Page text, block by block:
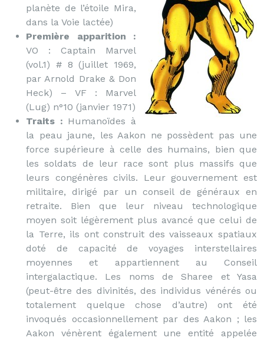
planète de l’étoile Mira,
dans la Voie lactée)
Première apparition :
VO : Captain Marvel
(vol.1) # 8 (juillet 1969,
par Arnold Drake & Don
Heck) – VF : Marvel
(Lug) n°10 (janvier 1971)
Traits : Humanoïdes à
la peau jaune, les Aakon ne possèdent pas une
force supérieure à celle des humains, bien que
les soldats de leur race sont plus massifs que
leurs congénères civils. Leur gouvernement est
militaire, dirigé par un conseil de généraux en
retraite. Bien que leur niveau technologique
moyen soit légèrement plus avancé que celui de
la Terre, ils ont construit des vaisseaux spatiaux
doté de capacité de voyages interstellaires
moyennes et appartiennent au Conseil
intergalactique. Les noms de Sharee et Yasa
(peut-être des divinités, des individus vénérés ou
totalement quelque chose d’autre) ont été
invoqués occasionnellement par des Aakon ; les
Aakon vénèrent également une entité appelée